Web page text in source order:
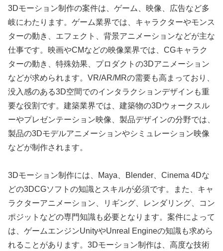
3Dモーション制作の案件は、ゲーム、映像、広告など多
岐にわたります。ゲーム業界では、キャラクターやモンス
ターの動き、エフェクト、背景アニメーションなどが主な
仕事です。映画やCMなどの映像業界では、CGキャラク
ターの動き、特殊効果、プロダクトの3Dアニメーション
などが求められます。VR/AR/MRの需要も高まっており、
没入感のある3D空間でのインタラクションデザインも重
要な役割です。建築業界では、建築物の3Dウォークスル
ーやプレゼンテーション映像、製品デザインの分野では、
製品の3Dモデルアニメーションやシミュレーション映像
などが制作されます。
3Dモーション制作には、Maya、Blender、Cinema 4Dな
どの3DCGソフトの知識とスキルが必須です。また、キャ
ラクターアニメーション、リギング、レンダリング、コン
ポジットなどの専門知識も必要となります。案件によって
は、ゲームエンジンUnityやUnreal Engineの知識も求めら
れることがあります。3Dモーション制作は、高度な技術